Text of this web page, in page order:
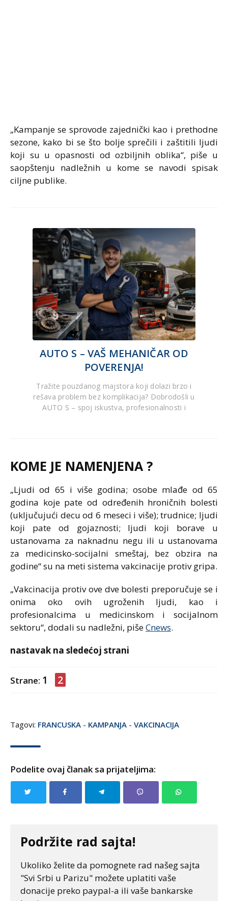
„Kampanje se sprovode zajednički kao i prethodne
sezone, kako bi se što bolje sprečili i zaštitili ljudi
koji su u opasnosti od ozbiljnih oblika“, piše u
saopštenju nadležnih u kome se navodi spisak
ciljne publike.
AUTO S – VAŠ MEHANIČAR OD
POVERENJA!
Tražite pouzdanog majstora koji dolazi brzo i
rešava problem bez komplikacija? Dobrodošli u
AUTO S – spoj iskustva, profesionalnosti i
KOME JE NAMENJENA ?
„Ljudi od 65 i više godina; osobe mlađe od 65
godina koje pate od određenih hroničnih bolesti
(uključujući decu od 6 meseci i više); trudnice; ljudi
koji pate od gojaznosti; ljudi koji borave u
ustanovama za naknadnu negu ili u ustanovama
za medicinsko-socijalni smeštaj, bez obzira na
godine“ su na meti sistema vakcinacije protiv gripa.
„Vakcinacija protiv ove dve bolesti preporučuje se i
onima oko ovih ugroženih ljudi, kao i
profesionalcima u medicinskom i socijalnom
sektoru“, dodali su nadležni, pišeCnews.
nastavak na sledećoj strani
Strane: 1 2
Tagovi: FRANCUSKA - KAMPANJA - VAKCINACIJA
Podelite ovaj članak sa prijateljima:
Podržite rad sajta!
Ukoliko želite da pomognete rad našeg sajta
"Svi Srbi u Parizu" možete uplatiti vaše
donacije preko paypal-a ili vaše bankarske